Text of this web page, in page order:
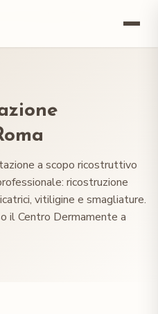
a scopo ricostruttivo
ricostruzione
vitiligine e smagliature.
il Centro Dermamente a